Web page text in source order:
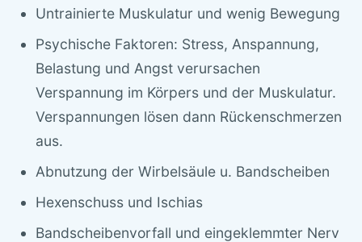
Untrainierte Muskulatur und wenig Bewegung
Psychische Faktoren: Stress, Anspannung,
Belastung und Angst verursachen
Verspannung im Körpers und der Muskulatur.
Verspannungen lösen dann Rückenschmerzen
aus.
Abnutzung der Wirbelsäule u. Bandscheiben
Hexenschuss und Ischias
Bandscheibenvorfall und eingeklemmter Nerv